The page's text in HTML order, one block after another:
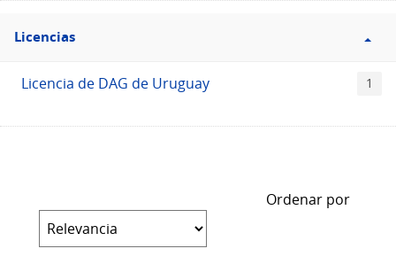
Filtro
Licencias
Licencias
Licencia de DAG de Uruguay 1
Ordenar por